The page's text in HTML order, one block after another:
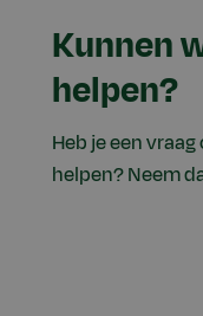
Kunnen
helpen?
Heb je een
helpen? Neem